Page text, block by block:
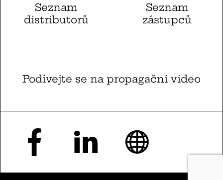
Seznam
distributorů
Seznam
zástupců
Podívejte se na propagační video